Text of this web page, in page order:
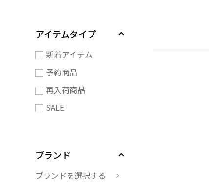
アイテムタイプ
新着アイテム
予約商品
再入荷商品
SALE
ブランド
ブランドを選択する